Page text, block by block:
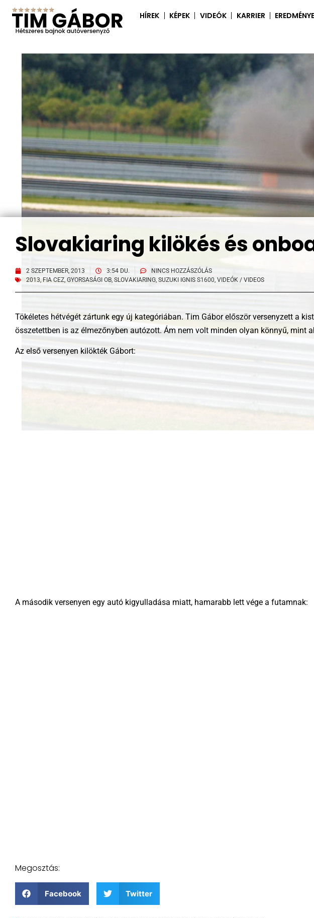
HÍREK KÉPEK VIDEÓK KARRIER
Slovakiaring kilökés és
2 SZEPTEMBER, 2013 3:54 DU.
NINCS HOZZÁSZÓLÁS
2013, FIA CEZ, GYORSASÁGI OB, SLOVAKIARING, SUZUKI IGNIS S1600, VIDEÓK / VIDEOS
Tökéletes hétvégét zártunk egy új kategóriában. Tim Gábor először versenyzett a
összetettben is az élmezőnyben autózott. Ám nem volt minden olyan könnyű, mint
Az első versenyen kilökték Gábort:
A második versenyen egy autó kigyulladása miatt, hamarabb lett vége a futamnak:
Megosztás:
Facebook Twitter